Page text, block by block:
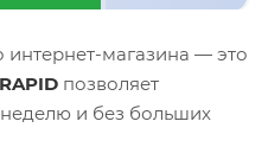
интернет-магазина — это
RAPID позволяет
неделю и без больших